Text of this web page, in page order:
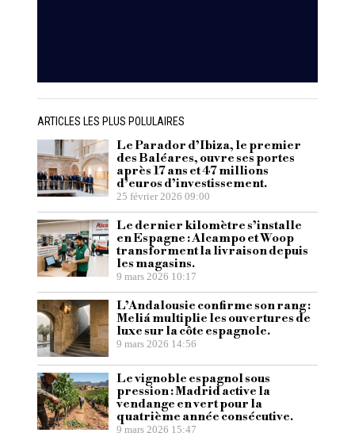
ARTICLES LES PLUS POLULAIRES
Le Parador d’Ibiza, le premier
des Baléares, ouvre ses portes
après 17 ans et 47 millions
d’euros d’investissement.
25 février 2026 09:00
Le dernier kilomètre s’installe
en Espagne : Alcampo et Woop
transforment la livraison depuis
les magasins.
9 mars 2026 10:17
L’Andalousie confirme son rang :
Meliá multiplie les ouvertures de
luxe sur la côte espagnole.
9 mars 2026 14:56
Le vignoble espagnol sous
pression : Madrid active la
vendange en vert pour la
quatrième année consécutive.
9 mars 2026 15:47